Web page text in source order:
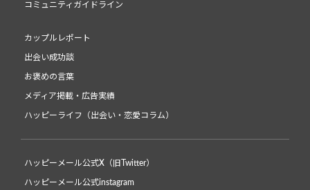
コミュニティガイドライン
カップルレポート
出会い成功談
お褒めの言葉
メディア掲載・広告実績
ハッピーライフ（出会い・恋愛コラム）
ハッピーメール公式X（旧Twitter）
ハッピーメール公式instagram